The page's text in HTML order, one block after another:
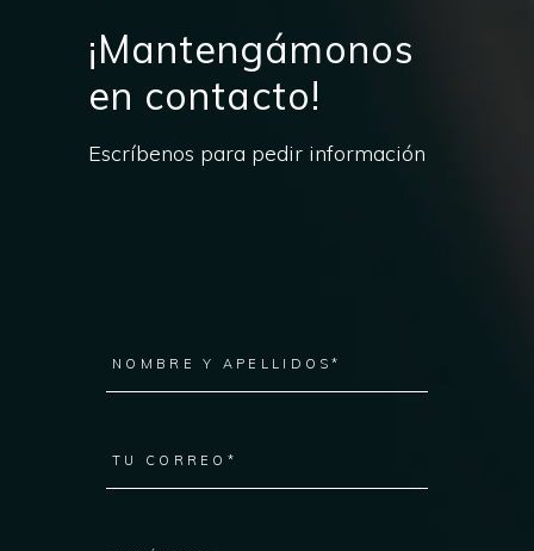
¡Mantengámonos
en contacto!
Escríbenos para pedir información